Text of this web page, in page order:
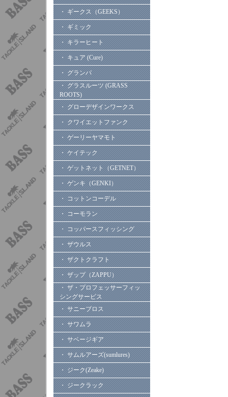
・ ギークス（GEEKS）
・ ギミック
・ キラーヒート
・ キュア (Cure)
・ グランパ
・ グラスルーツ (GRASS
ROOTS)
・ グローデザインワークス
・ クワイエットファンク
・ ゲーリーヤマモト
・ ケイテック
・ ゲットネット（GETNET）
・ ゲンキ（GENKI）
・ コットンコーデル
・ コーモラン
・ コッパースフィッシング
・ ザウルス
・ ザクトクラフト
・ ザップ（ZAPPU）
・ ザ・プロフェッサーフィッ
シングサービス
・ サニーブロス
・ サワムラ
・ サベージギア
・ サムルアーズ(sumlures)
・ ジーク(Zeake)
・ ジークラック